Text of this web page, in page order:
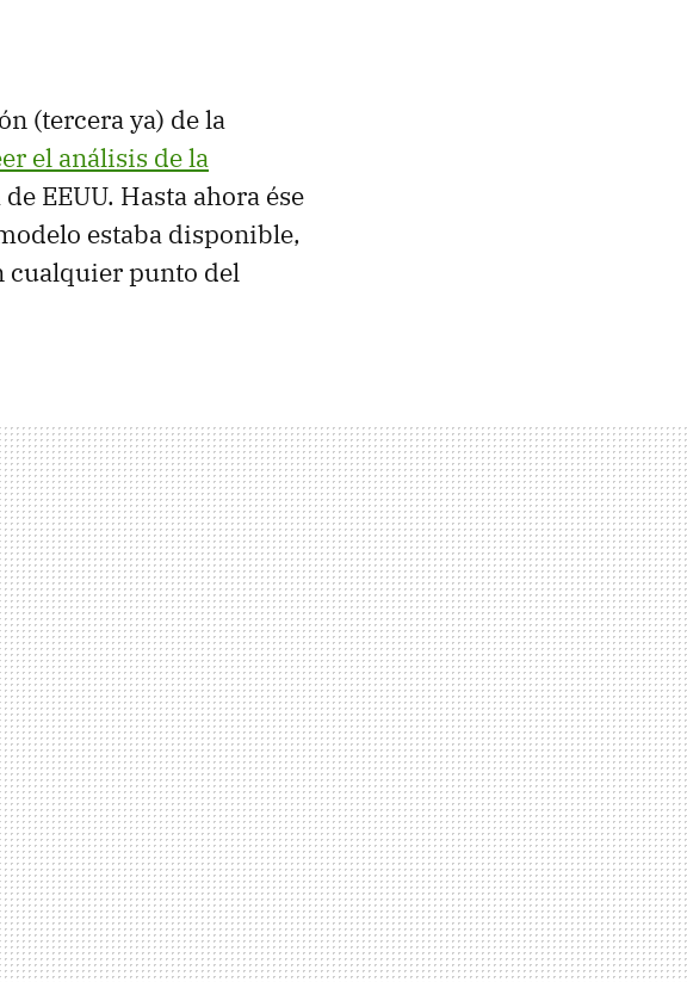
(tercera ya) de la
el análisis de la
EEUU. Hasta ahora ése
estaba disponible,
cualquier punto del